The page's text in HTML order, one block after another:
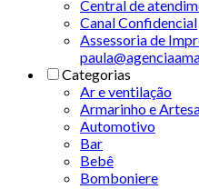
Central de
Canal Confidencial
Assessoria de
Categorias
Ar e ventilação
Armarinho e
Automotivo
Bar
Bebê
Bomboniere